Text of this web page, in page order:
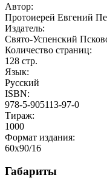
Автор:
Протоиерей Евгений
Издатель:
Свято-Успенский
Количество страниц:
128 стр.
Язык:
Русский
ISBN:
978-5-905113-97-0
Тираж:
1000
Формат издания:
60x90/16
Габариты